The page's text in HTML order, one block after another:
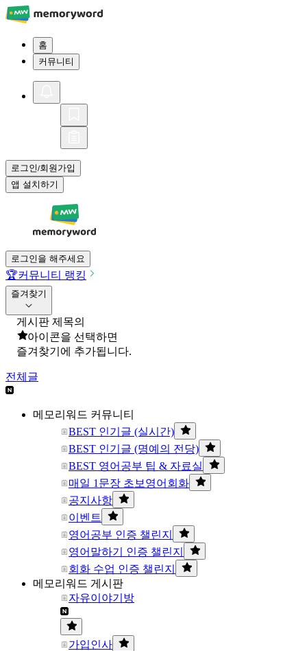
홈
커뮤니티
로그인/회원가입
앱 설치하기
로그인을 해주세요
🏆커뮤니티 랭킹
즐겨찾기
게시판 제목의
아이콘을 선택하면
즐겨찾기에 추가됩니다.
전체글
메모리워드 커뮤니티
BEST 인기글 (실시간)
BEST 인기글 (명예의 전당)
BEST 영어공부 팁 & 자료실
매일 1문장 초보영어회화
공지사항
이벤트
영어공부 인증 챌린지
영어말하기 인증 챌린지
회화 수업 인증 챌린지
메모리워드 게시판
자유이야기방
가입인사